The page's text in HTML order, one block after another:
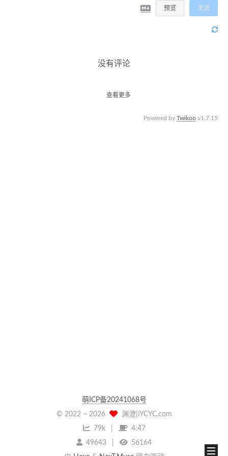
预览 发送
没有评论
查看更多
Powered by Twikoo v1.7.15
萌ICP备20241068号
© 2022 – 2026
渊澄|iYCYC.com
79k
4:47
49643
56164